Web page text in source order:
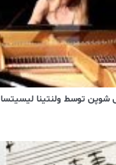
شوپن توسط ولنتینا لیسیتسا